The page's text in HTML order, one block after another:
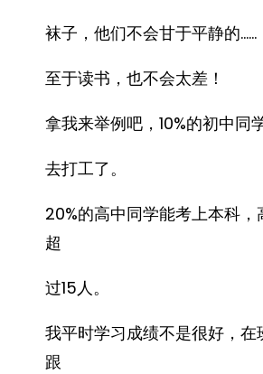
袜子，他们不会甘于平静的……
至于读书，也不会太差！
拿我来举例吧，10%的初中
去打工了。
20%的高中同学能考上本科
超
过15人。
我平时学习成绩不是很好，
跟